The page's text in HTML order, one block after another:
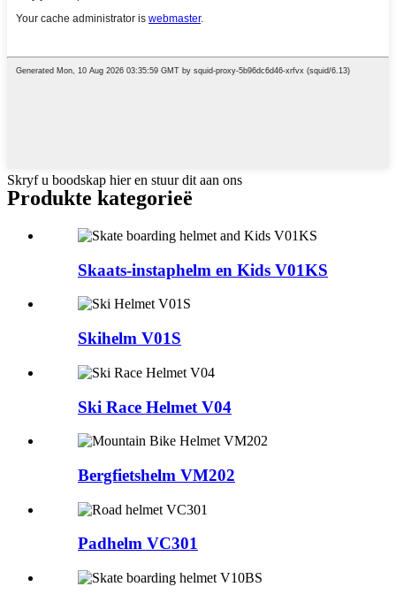
Skryf u boodskap hier en stuur dit aan ons
Produkte kategorieë
Skaats-instaphelm en Kids V01KS
Skihelm V01S
Ski Race Helmet V04
Bergfietshelm VM202
Padhelm VC301